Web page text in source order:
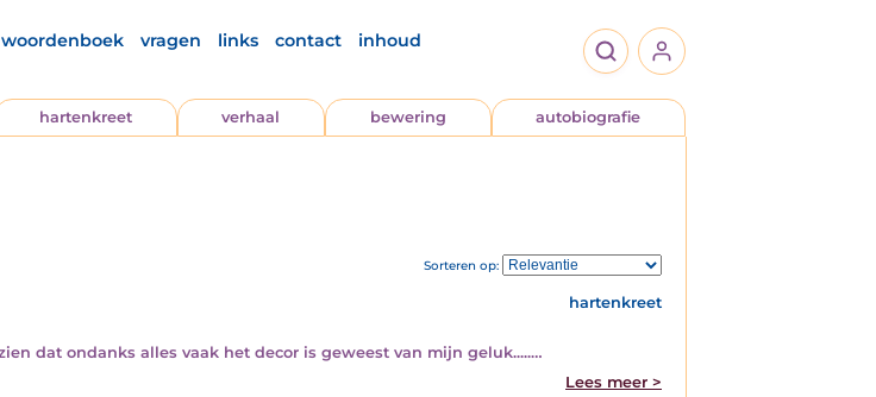
vragen links contact inhoud
hartenkreet verhaal bewering autobiografie
Sorteren op:
hartenkreet
dat ondanks alles vaak het decor is geweest van mijn geluk.....…
Lees meer >